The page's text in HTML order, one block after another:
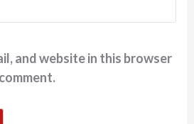
and website in this browser